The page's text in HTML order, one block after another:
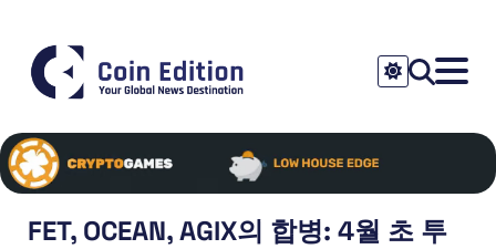
FET, OCEAN, AGIX의 합병: 4월 초 투